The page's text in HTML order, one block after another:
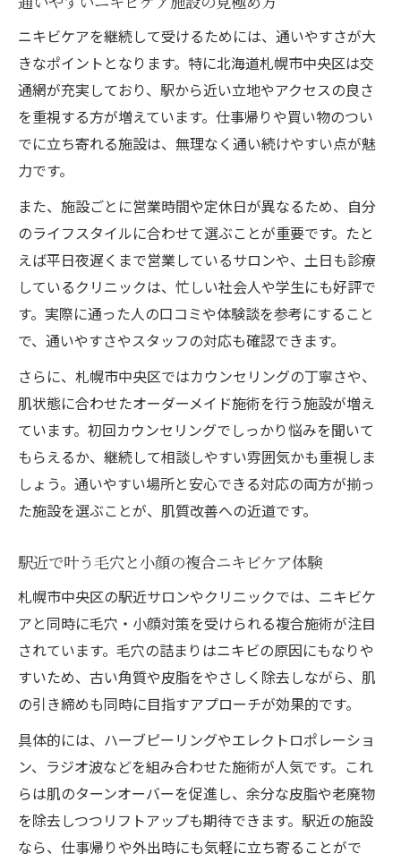
ニキビケアを継続して受けるためには、通いやすさが大
きなポイントとなります。特に北海道札幌市中央区は交
通網が充実しており、駅から近い立地やアクセスの良さ
を重視する方が増えています。仕事帰りや買い物のつい
でに立ち寄れる施設は、無理なく通い続けやすい点が魅
力です。
また、施設ごとに営業時間や定休日が異なるため、自分
のライフスタイルに合わせて選ぶことが重要です。たと
えば平日夜遅くまで営業しているサロンや、土日も診療
しているクリニックは、忙しい社会人や学生にも好評で
す。実際に通った人の口コミや体験談を参考にすること
で、通いやすさやスタッフの対応も確認できます。
さらに、札幌市中央区ではカウンセリングの丁寧さや、
肌状態に合わせたオーダーメイド施術を行う施設が増え
ています。初回カウンセリングでしっかり悩みを聞いて
もらえるか、継続して相談しやすい雰囲気かも重視しま
しょう。通いやすい場所と安心できる対応の両方が揃っ
た施設を選ぶことが、肌質改善への近道です。
駅近で叶う毛穴と小顔の複合ニキビケア体験
札幌市中央区の駅近サロンやクリニックでは、ニキビケ
アと同時に毛穴・小顔対策を受けられる複合施術が注目
されています。毛穴の詰まりはニキビの原因にもなりや
すいため、古い角質や皮脂をやさしく除去しながら、肌
の引き締めも同時に目指すアプローチが効果的です。
具体的には、ハーブピーリングやエレクトロポレーショ
ン、ラジオ波などを組み合わせた施術が人気です。これ
らは肌のターンオーバーを促進し、余分な皮脂や老廃物
を除去しつつリフトアップも期待できます。駅近の施設
なら、仕事帰りや外出時にも気軽に立ち寄ることがで